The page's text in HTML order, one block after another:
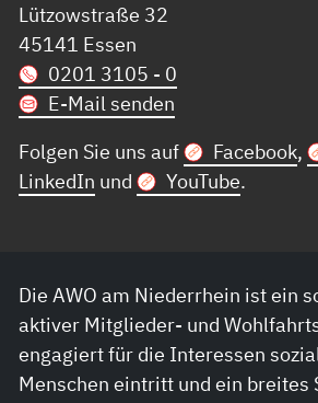
Lützowstraße 32
45141 Essen
0201 3105 - 0
E-Mail senden
Folgen Sie uns auf
Facebook,
LinkedIn und YouTube.
Die AWO am Niederrhein ist ein
aktiver Mitglieder- und
engagiert für die Interessen
Menschen eintritt und ein breites